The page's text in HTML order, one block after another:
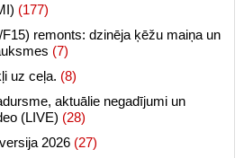
(177)
remonts: dzinēja ķēžu maiņa un
(7)
uz ceļa. (8)
aktuālie negadījumi un
(LIVE) (28)
2026 (27)